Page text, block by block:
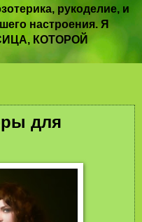
рукоделие, и
настроения. Я
КОТОРОЙ
для